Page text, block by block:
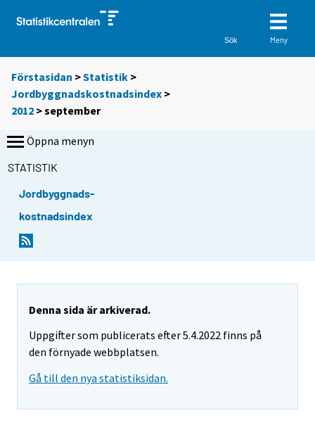
Sök Meny
Förstasidan >Statistik >
Jordbyggnadskostnadsindex >
2012 >september
Öppna menyn
STATISTIK
Jordbyggnads-
kostnadsindex
Denna sida är arkiverad.
Uppgifter som publicerats efter 5.4.2022 finns på
den förnyade webbplatsen.
Gå till den nya statistiksidan.